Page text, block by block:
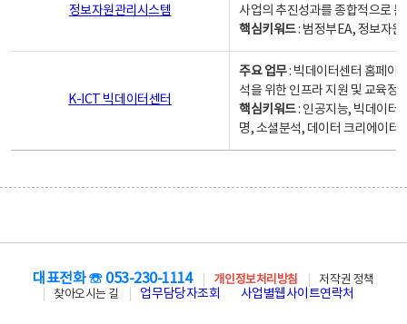
정보자원관리시스템
사업의 추진성과를 종합적으로
핵심키워드: 범정부EA, 정보자
K-ICT 빅데이터센터
주요 업무: 빅데이터센터 홈페이
석을 위한 인프라 지원 및 교육정
핵심키워드: 인공지능, 빅데이터,
명, 소셜분석, 데이터 크리에이터
대표전화 ☏ 053-230-1114 개인정보처리방침
저작권 정책
찾아오시는 길
업무담당자조회 사업별웹사이트연락처